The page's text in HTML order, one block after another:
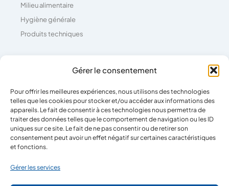
Gérer le consentement
Pour offrir les meilleures expériences, nous utilisons des technologies
telles que les cookies pour stocker et/ou accéder aux informations des
appareils. Le fait de consentir à ces technologies nous permettra de
traiter des données telles que le comportement de navigation ou les ID
uniques sur ce site. Le fait de ne pas consentir ou de retirer son
consentement peut avoir un effet négatif sur certaines caractéristiques
et fonctions.
Gérer les services
04 73 26 81 71
39 Rue Pierre Boulanger,
63100 Clermont-Ferrand
Milieu alimentaire
Hygiène générale
Produits techniques